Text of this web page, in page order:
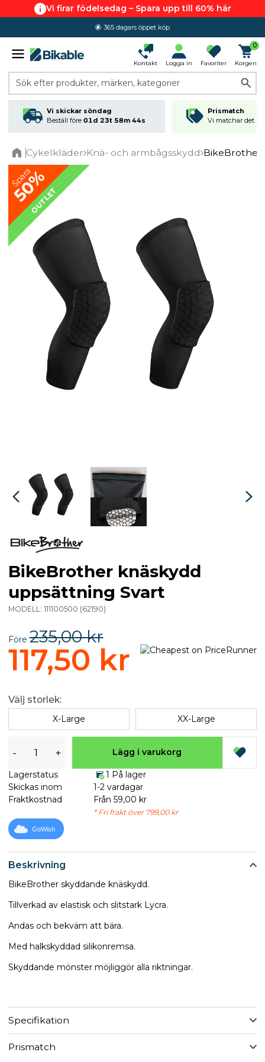
Vi firar födelsedag – Spara upp till 60% här
365 dagars öppet köp
Kontakt Logga in Favoriter
0
Korgen
Sök efter produkter, märken, kategorier
Vi skickar söndag
Beställ före 01d 23t 58m 44s
Prismatch
Vi matchar det
Cykelkläder Knä- och armbågsskydd BikeBrother
Spara
50%
OUTLET
Beskrivning
BikeBrother skyddande knäskydd.
Tillverkad av elastisk och slitstark Lycra.
Andas och bekväm att bära.
Med halkskyddad silikonremsa.
Skyddande mönster möjliggör alla riktningar.
Specifikation
Prismatch
BikeBrother knäskydd
uppsättning Svart
MODELL: 111100500 (62190)
Före 235,00 kr
117,50 kr
Välj storlek:
X-Large XX-Large
- + Lägg i varukorg
Lagerstatus
1 På lager
Skickas inom
1-2 vardagar
Fraktkostnad
Från 59,00 kr
* Fri frakt över 799,00 kr
GoWish